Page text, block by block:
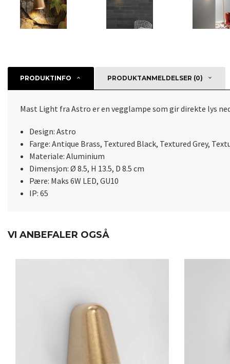
PRODUKTINFO PRODUKTANMELDELSER (0)
Mast Light fra Astro er en vegglampe som gir direkte lys
Design: Astro
Farge: Antique Brass, Textured Black, Textured Grey,
Materiale: Aluminium
Dimensjon: Ø 8.5, H 13.5, D 8.5 cm
Pære: Maks 6W LED, GU10
IP: 65
VI ANBEFALER OGSÅ